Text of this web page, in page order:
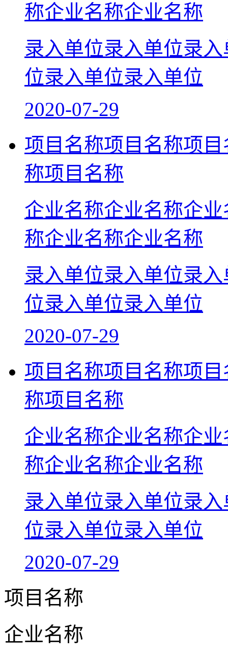
称企业名称企业名称
录入单位录入单位录
位录入单位录入单位
2020-07-29
项目名称项目名称项
称项目名称
企业名称企业名称企
称企业名称企业名称
录入单位录入单位录
位录入单位录入单位
2020-07-29
项目名称项目名称项
称项目名称
企业名称企业名称企
称企业名称企业名称
录入单位录入单位录
位录入单位录入单位
2020-07-29
项目名称
企业名称